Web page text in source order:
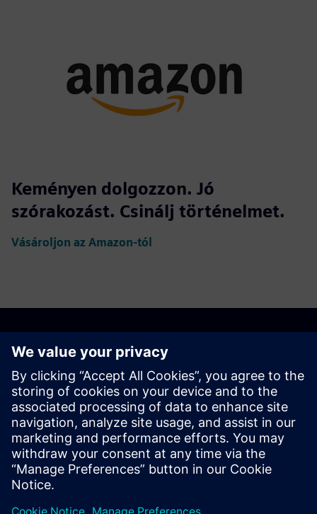
Keményen dolgozzon. Jó
szórakozást. Csinálj történelmet.
Vásároljon az Amazon-tól
KAPCSOLATFELVÉTEL
Kezdő lépések
Kapcsolatfelvétel